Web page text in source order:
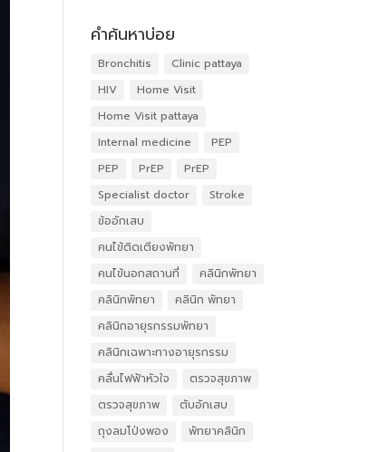
คำค้นหาบ่อย
Bronchitis
Clinic pattaya
HIV
Home Visit
Home Visit pattaya
Internal medicine
PEP
PEP
PrEP
PrEP
Specialist doctor
Stroke
ข้ออักเสบ
คนไข้ติดเตียงพัทยา
คนไข้นอกสถานที่
คลินิกพัทยา
คลินิกพัทยา
คลินิก พัทยา
คลินิกอายุรกรรมพัทยา
คลินิกเฉพาะทางอายุรกรรม
คลื่นไฟฟ้าหัวใจ
ตรวจสุขภาพ
ตรวจสุขภาพ
ตับอักเสบ
ถุงลมโป่งพอง
พัทยาคลินิก